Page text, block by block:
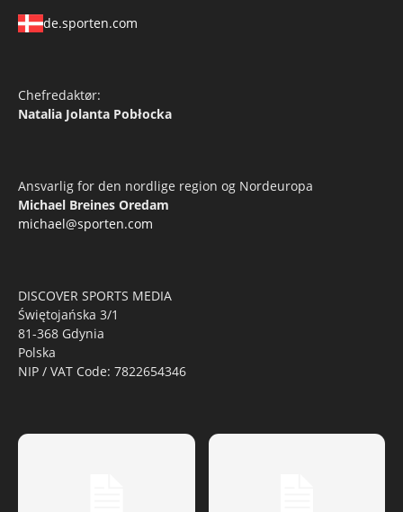
de.sporten.com
Chefredaktør:
Natalia Jolanta Pobłocka
Ansvarlig for den nordlige region og Nordeuropa
Michael Breines Oredam
michael@sporten.com
DISCOVER SPORTS MEDIA
Świętojańska 3/1
81-368 Gdynia
Polska
NIP / VAT Code: 7822654346